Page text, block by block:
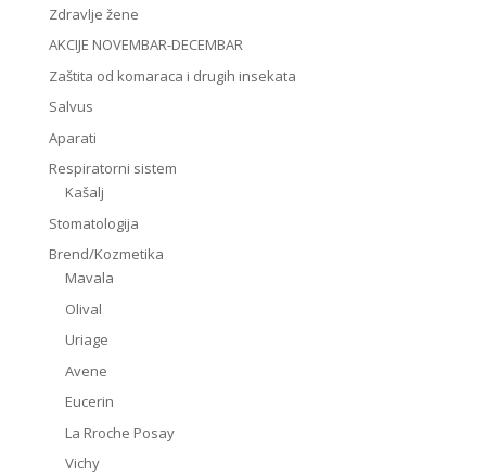
Zdravlje žene
AKCIJE NOVEMBAR-DECEMBAR
Zaštita od komaraca i drugih insekata
Salvus
Aparati
Respiratorni sistem
Kašalj
Stomatologija
Brend/Kozmetika
Mavala
Olival
Uriage
Avene
Eucerin
La Rroche Posay
Vichy